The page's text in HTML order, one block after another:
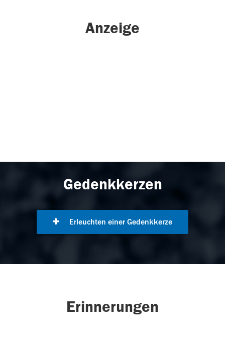
Anzeige
Gedenkkerzen
Erleuchten einer Gedenkkerze
Erinnerungen